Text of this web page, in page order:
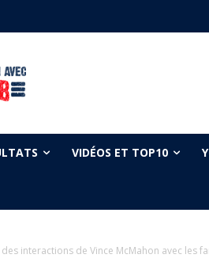
VIDÉOS ET TOP10
interactions de Vince McMahon avec les